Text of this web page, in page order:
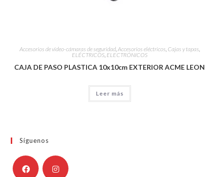
Accesorios de video-cámaras de seguridad,Accesorios eléctricos, Cajas y tapas,
ELÉCTRICOS, ELECTRÓNICOS
CAJA DE PASO PLASTICA 10x10cm EXTERIOR ACME LEON
Leer más
Síguenos